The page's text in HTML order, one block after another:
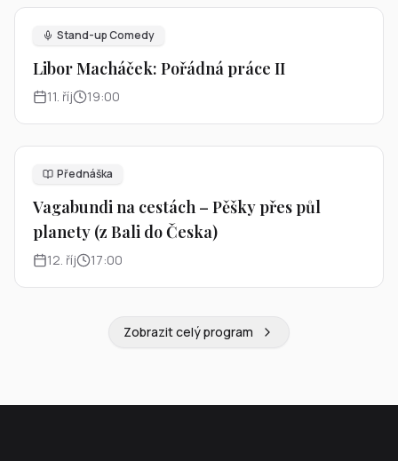
Stand-up Comedy
Libor Macháček: Pořádná práce II
11. říj 19:00
Přednáška
Vagabundi na cestách – Pěšky přes půl
planety (z Bali do Česka)
12. říj 17:00
Zobrazit celý program